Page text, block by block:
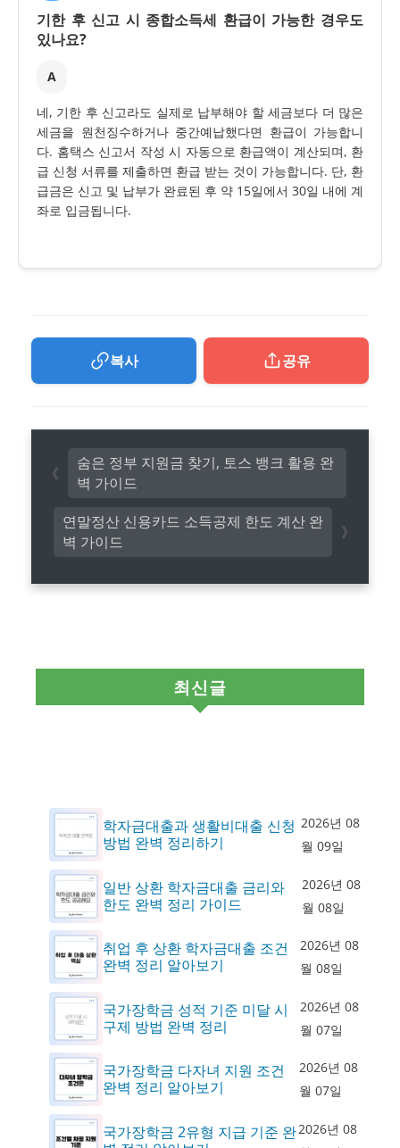
기한 후 신고 시 종합소득세 환급이 가능한 경우도
있나요?
A
네, 기한 후 신고라도 실제로 납부해야 할 세금보다 더 많은
세금을 원천징수하거나 중간예납했다면 환급이 가능합니
다. 홈택스 신고서 작성 시 자동으로 환급액이 계산되며, 환
급 신청 서류를 제출하면 환급 받는 것이 가능합니다. 단, 환
급금은 신고 및 납부가 완료된 후 약 15일에서 30일 내에 계
좌로 입금됩니다.
복사 공유
연말정산 신용카드 소득공제 한도 계산 완
벽 가이드
숨은 정부 지원금 찾기, 토스 뱅크 활용 완
벽 가이드
최신글
학자금대출과 생활비대출 신청
방법 완벽 정리하기
2026년 08
월 09일
일반 상환 학자금대출 금리와
한도 완벽 정리 가이드
2026년 08
월 08일
취업 후 상환 학자금대출 조건
완벽 정리 알아보기
2026년 08
월 08일
국가장학금 성적 기준 미달 시
구제 방법 완벽 정리
2026년 08
월 07일
국가장학금 다자녀 지원 조건
완벽 정리 알아보기
2026년 08
월 07일
국가장학금 2유형 지급 기준 완2026년 08